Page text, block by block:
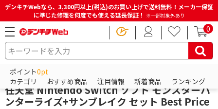
デンキチWebなら、3,300円以上(税込)のお買い上げで送料無料！メーカー保証
に準じた修理を何度でも使える延長保証！ ※一部対象外あり
0
ポイント0pt
カテゴリ
おすすめ商品 注目情報 新着商品 ランキング
HOME 商品一覧ページ ゲーム
Switchソフト（スイッチソフト）
任天堂 Nintendo Switch ソフト モンスターハ
ンターライズ+サンブレイク セット Best Price